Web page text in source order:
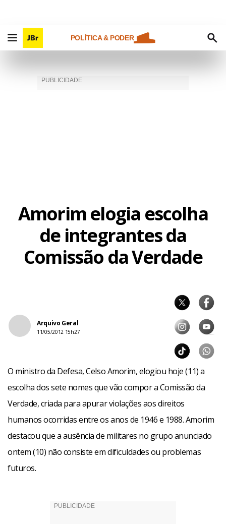
POLÍTICA & PODER
Amorim elogia escolha
de integrantes da
Comissão da Verdade
Arquivo Geral
11/05/2012 15h27
O ministro da Defesa, Celso Amorim, elogiou hoje (11) a
escolha dos sete nomes que vão compor a Comissão da
Verdade, criada para apurar violações aos direitos
humanos ocorridas entre os anos de 1946 e 1988. Amorim
destacou que a ausência de militares no grupo anunciado
ontem (10) não consiste em dificuldades ou problemas
futuros.